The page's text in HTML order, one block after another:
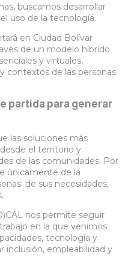
buscamos desarrollar
uso de la tecnología.
en Ciudad Bolívar
de un modelo híbrido
y virtuales,
contextos de las personas
partida para generar
las soluciones más
el territorio y
de las comunidades. Por
únicamente de la
de sus necesidades,
nos permite seguir
en la que venimos
tecnología y
inclusión, empleabilidad y